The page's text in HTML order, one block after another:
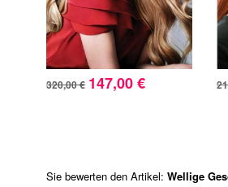
320,00 € 147,00 €
Sie bewerten den Artikel: Wellige